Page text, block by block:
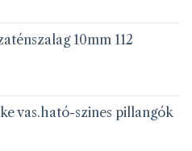
10mm 112
vas.ható-szines pillangók